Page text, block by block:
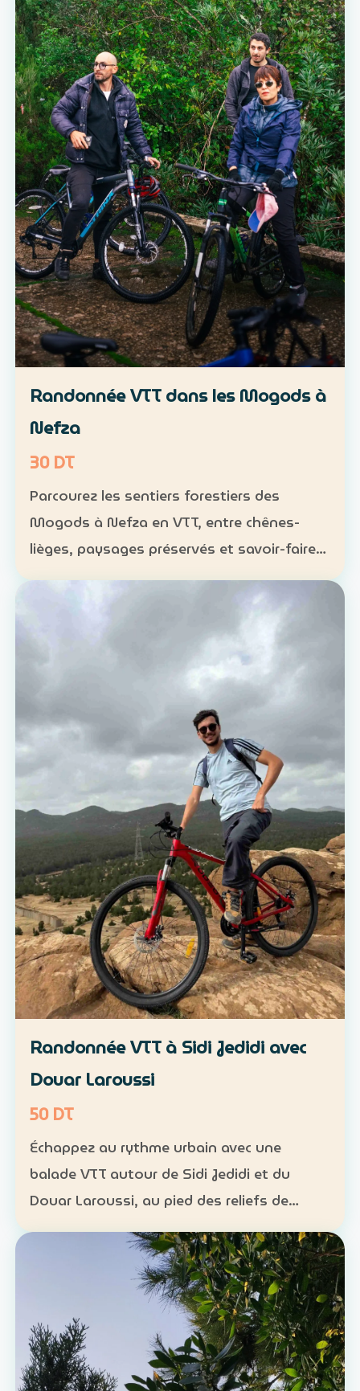
Randonnée VTT dans les Mogods à
Nefza
30 DT
Parcourez les sentiers forestiers des
Mogods à Nefza en VTT, entre chênes-
lièges, paysages préservés et savoir-faire
local. VTT : 1 h à 1 h 30, niveau
intermédiaire — 30 DT par personne
Déjeuner maison : 35 DT par pers…
Randonnée VTT à Sidi Jedidi avec
Douar Laroussi
50 DT
Échappez au rythme urbain avec une
balade VTT autour de Sidi Jedidi et du
Douar Laroussi, au pied des reliefs de
Hammamet. Durée : environ 1 h à 1 h 30
Niveau : intermédiaire Groupe : de 8 à 11
participants Tarif : 50 …